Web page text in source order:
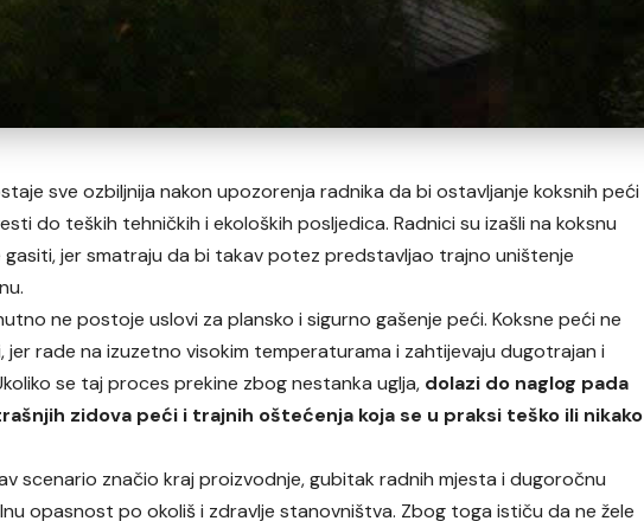
sve ozbiljnija nakon upozorenja radnika da bi ostavljanje koksnih peći
do teških tehničkih i ekoloških posljedica. Radnici su izašli na koksnu
jer smatraju da bi takav potez predstavljao trajno uništenje
ne postoje uslovi za plansko i sigurno gašenje peći. Koksne peći ne
jer rade na izuzetno visokim temperaturama i zahtijevaju dugotrajan i
se taj proces prekine zbog nestanka uglja, dolazi do naglog pada
zidova peći i trajnih oštećenja koja se u praksi teško ili nikako
scenario značio kraj proizvodnje, gubitak radnih mjesta i dugoročnu
opasnost po okoliš i zdravlje stanovništva. Zbog toga ističu da ne žele